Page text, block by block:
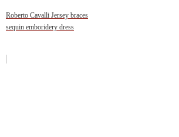
Roberto Cavalli Jersey braces
sequin emboridery dress